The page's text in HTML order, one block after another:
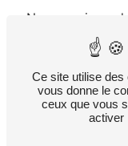
Nos services
ne se limitent
Ce site utilise des
vous donne le
ceux que vous
activer